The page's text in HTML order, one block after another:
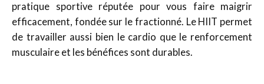
pratique sportive réputée pour vous faire maigrir
efficacement, fondée sur le fractionné. Le HIIT permet
de travailler aussi bien le cardio que le renforcement
musculaire et les bénéfices sont durables.